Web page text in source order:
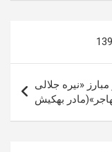
«نیره جلالی
بهکیش